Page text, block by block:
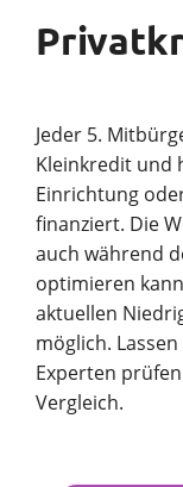
Jeder 5.
Kleinkredit und
Einrichtung
finanziert. Die
auch während
optimieren
aktuellen
möglich.
Experten
Vergleich.